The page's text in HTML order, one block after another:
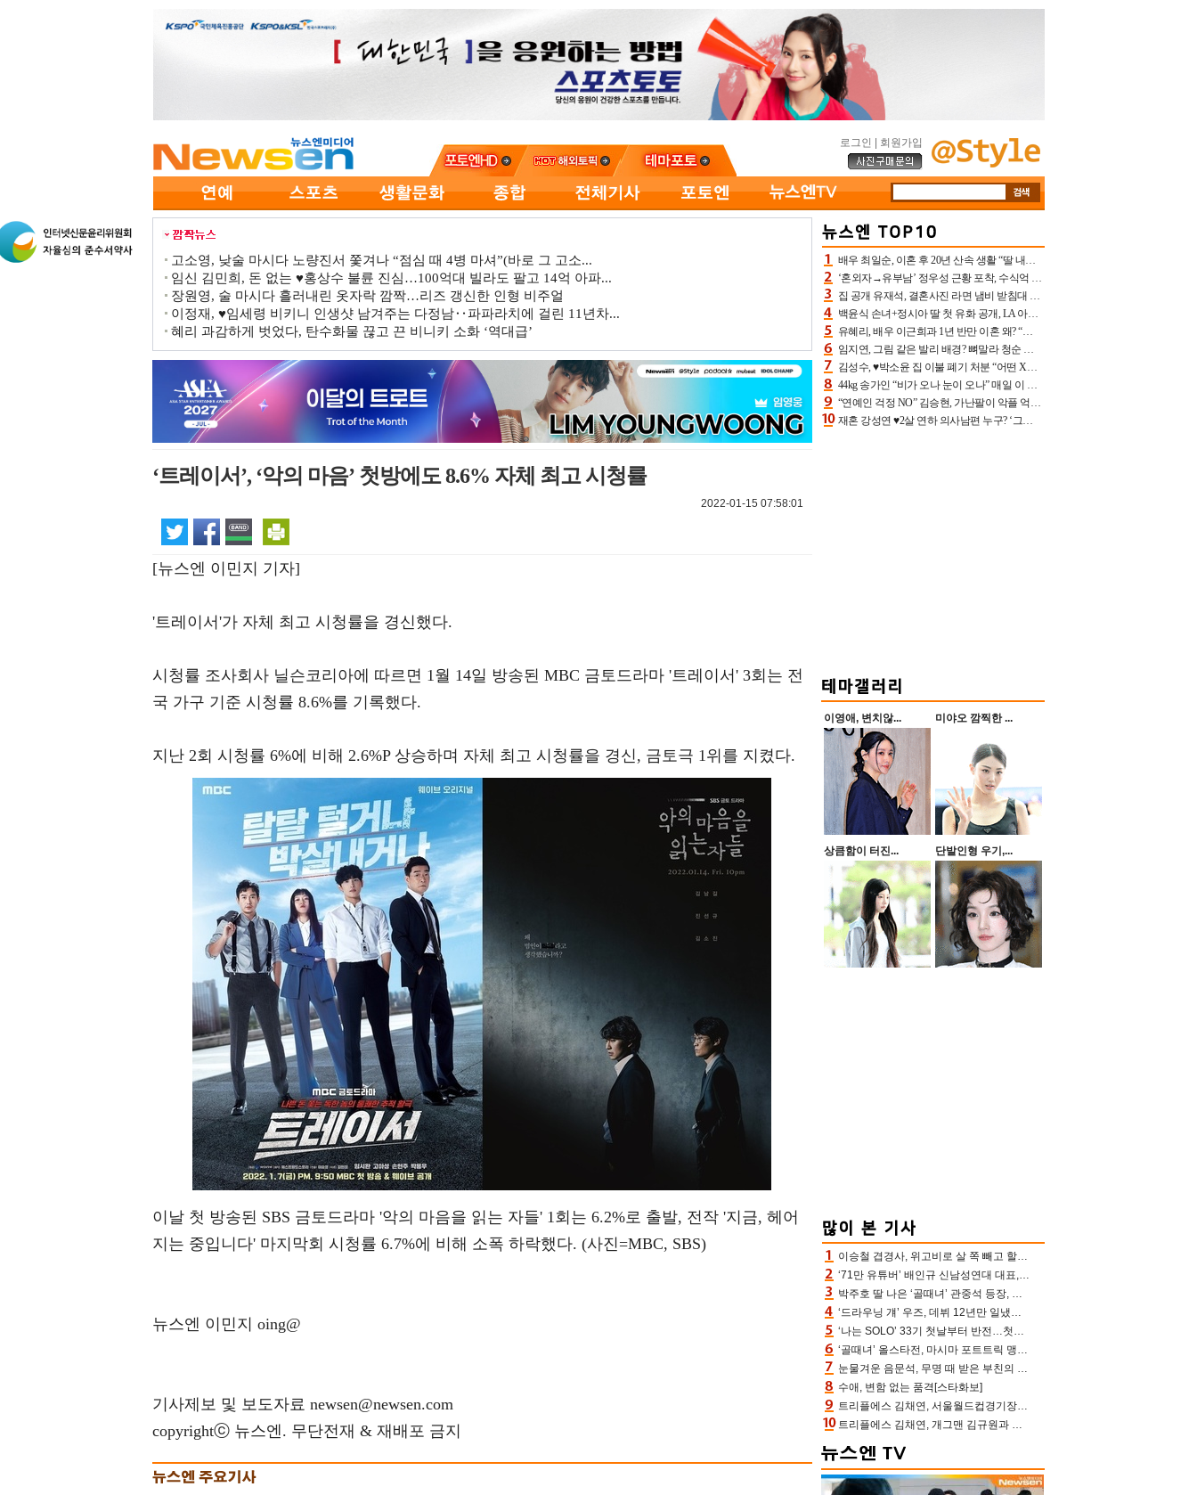
로그인 회원가입
고소영, 낮술 마시다 노량진서 쫓겨나 “점심 때 4병 마셔”(바로 그 고소...
임신 김민희, 돈 없는 ♥홍상수 불륜 진심…100억대 빌라도 팔고 14억 아파...
장원영, 술 마시다 흘러내린 옷자락 깜짝…리즈 갱신한 인형 비주얼
이정재, ♥임세령 비키니 인생샷 남겨주는 다정남‥파파라치에 걸린 11년차...
혜리 과감하게 벗었다, 탄수화물 끊고 끈 비니키 소화 ‘역대급’
‘트레이서’, ‘악의 마음’ 첫방에도 8.6% 자체 최고 시청률
2022-01-15 07:58:01
[뉴스엔 이민지 기자]
'트레이서'가 자체 최고 시청률을 경신했다.
시청률 조사회사 닐슨코리아에 따르면 1월 14일 방송된 MBC 금토드라마 '트레이서' 3회는 전
국 가구 기준 시청률 8.6%를 기록했다.
지난 2회 시청률 6%에 비해 2.6%P 상승하며 자체 최고 시청률을 경신, 금토극 1위를 지켰다.
이날 첫 방송된 SBS 금토드라마 '악의 마음을 읽는 자들' 1회는 6.2%로 출발, 전작 '지금, 헤어
지는 중입니다' 마지막회 시청률 6.7%에 비해 소폭 하락했다. (사진=MBC, SBS)
뉴스엔 이민지 oing@
기사제보 및 보도자료 newsen@newsen.com
copyrightⓒ 뉴스엔. 무단전재 & 재배포 금지
배우 최일순, 이혼 후 20년 산속 생활 “딸 내가 버렸다고 원망‥맘 아파”(특종)[어제TV]
‘혼외자→유부남’ 정우성 근황 포착, 수식억 해킹 피해 후배 만났다 “존경하는”
집 공개 유재석, 결혼사진 라면 냄비 받침대 되고 분노‥가족사진도 피해(놀뭐)[어제TV]
백윤식 손녀+정시아 딸 첫 유화 공개, LA 아트쇼→서울국제조각페스타 작가다운 수준급 실력
유혜리, 배우 이근희과 1년 반만 이혼 왜? “식칼 꽂고 의자 던져” 충격 폭로(특종)[어제TV]
임지연, 그림 같은 발리 배경? 뼈말라 청순 비키니 핏에 상대 안 되네
김성수, ♥박소윤 집 이불 폐기 처분 “어떤 X이랑 썼을지 몰라” 질투(신랑수업2)[어제TV]
44kg 송가인 “비가 오나 눈이 오나” 매일 이 운동, 허벅지 근육량 상승+체지방 감소
“연예인 걱정 NO” 김승현, 가난팔이 악플 억울할만‥아내+딸과 日 여행
재혼 강성연 ♥2살 연하 의사남편 누구? ‘그알’ 자문의에 훈남 비주얼 초엘리트 스펙 [종합]
이영애, 변치않... 미야오 깜찍한 ...
상큼함이 터진... 단발인형 우기,...
이승철 겹경사, 위고비로 살 쪽 빼고 할아버지 된다‥마음으로 낳은 딸 임신 자랑(유퀴즈)
‘71만 유튜버’ 배인규 신남성연대 대표, 오늘(5일) 숨진 채 발견…향년 36세
박주호 딸 나은 ‘골때녀’ 관중석 등장, 김민재 복제인간 보고 혼란 [결정적장면]
‘드라우닝 걔’ 우즈, 데뷔 12년만 일냈다…체조경기장 입성 확정
‘나는 SOLO’ 33기 첫날부터 반전…첫인상 0표 영호, 호감남 급부상
‘골때녀’ 올스타전, 마시마 포트트릭 맹추격전 5:4 골 잔치 ‘짜릿’ [어제TV]
눈물겨운 음문석, 무명 때 받은 부친의 전재산→폐암 父 세상 떠나기 전 여행(유퀴즈)[어제TV]
수애, 변함 없는 품격[스타화보]
트리플에스 김채연, 서울월드컵경기장에 뜬 맨시티 여신 [포토엔HD]
트리플에스 김채연, 개그맨 김규원과 함께 프리뷰쇼 진행 [포토엔HD]